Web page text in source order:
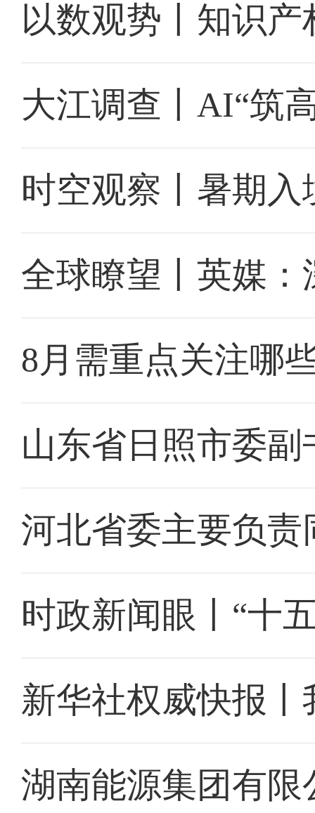
以数观势丨知识
大江调查丨AI“筑
时空观察丨暑期入
全球瞭望丨英媒
8月需重点关注哪
山东省日照市委
河北省委主要负
时政新闻眼丨“十
新华社权威快报
湖南能源集团有